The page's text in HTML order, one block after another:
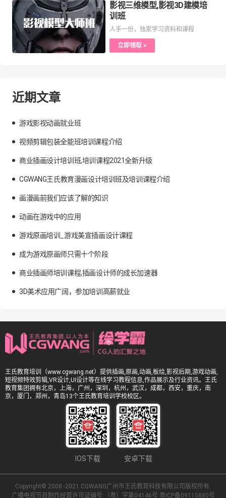
影视三维模型,影视3D建模培
训班
人手一份，独家学习资料和课程
立即领取 >
近期文章
游戏影视动画就业班
视频剪辑包装全能班培训课程介绍
商业插画设计培训班,培训课程2021全新升级
CGWANG王氏教育漫画设计培训班及培训课程介绍
画漫画前我们应该了解的知识
动画在游戏中的应用
游戏原画培训_游戏美宣插画设计课程
成为游戏原画师只需十个阶段
商业插画师培训课程,插画设计师的成长加速器
3D美术应用广阔，参加培训高薪就业
王氏教育培训（www.cgwang.net）提供插画,原画,动画,板绘,影视后期,游戏动画,
短视频特效剪辑,VR设计,UI设计等在线学习教程信息,作品展示及行业资讯。王氏
教育集团拥有北京，上海，广州，深圳，杭州，武汉，成都，西安，重庆，南
京，厦门，郑州，青岛13个王氏教育培训学校校区。
IOS下载 安卓下载
Copyright© 2008 -2021 CGWANG广州市王氏教育科技有限公司版权所有.
广播电视节目制作经营许可证编号:（粤）字第04146号 粤ICP备09115880号